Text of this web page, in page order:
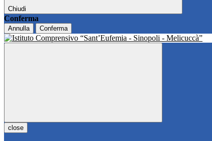
Chiudi
Conferma
Annulla Conferma
close